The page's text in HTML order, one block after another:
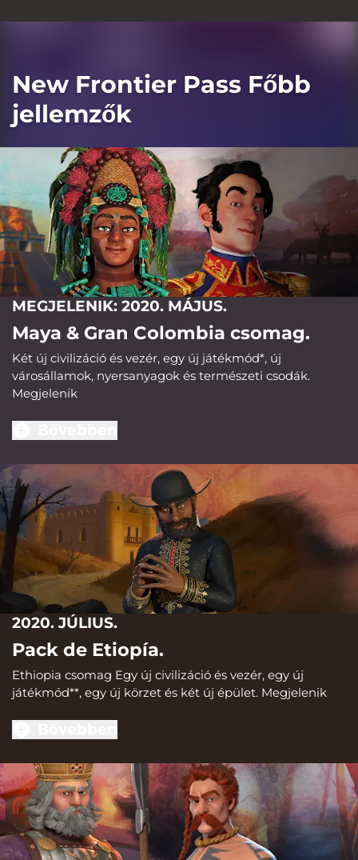
New Frontier Pass Főbb
jellemzők
MEGJELENIK: 2020. MÁJUS.
Maya & Gran Colombia csomag.
Két új civilizáció és vezér, egy új játékmód*, új
városállamok, nyersanyagok és természeti csodák.
Megjelenik
2020. JÚLIUS.
Pack de Etiopía.
Ethiopia csomag Egy új civilizáció és vezér, egy új
játékmód**, egy új körzet és két új épület. Megjelenik